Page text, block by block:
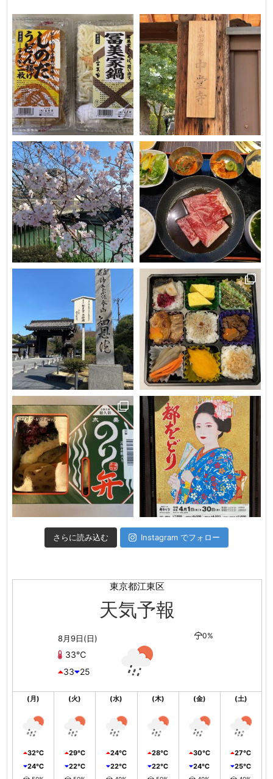
さらに読み込む Instagram でフォロー
東京都江東区
天気予報
8月9日(日)
33℃
33
25
0%
(月)
32℃
24℃
(火)
29℃
22℃
(水)
24℃
22℃
(木)
28℃
22℃
(金)
30℃
24℃
(土)
27℃
25℃